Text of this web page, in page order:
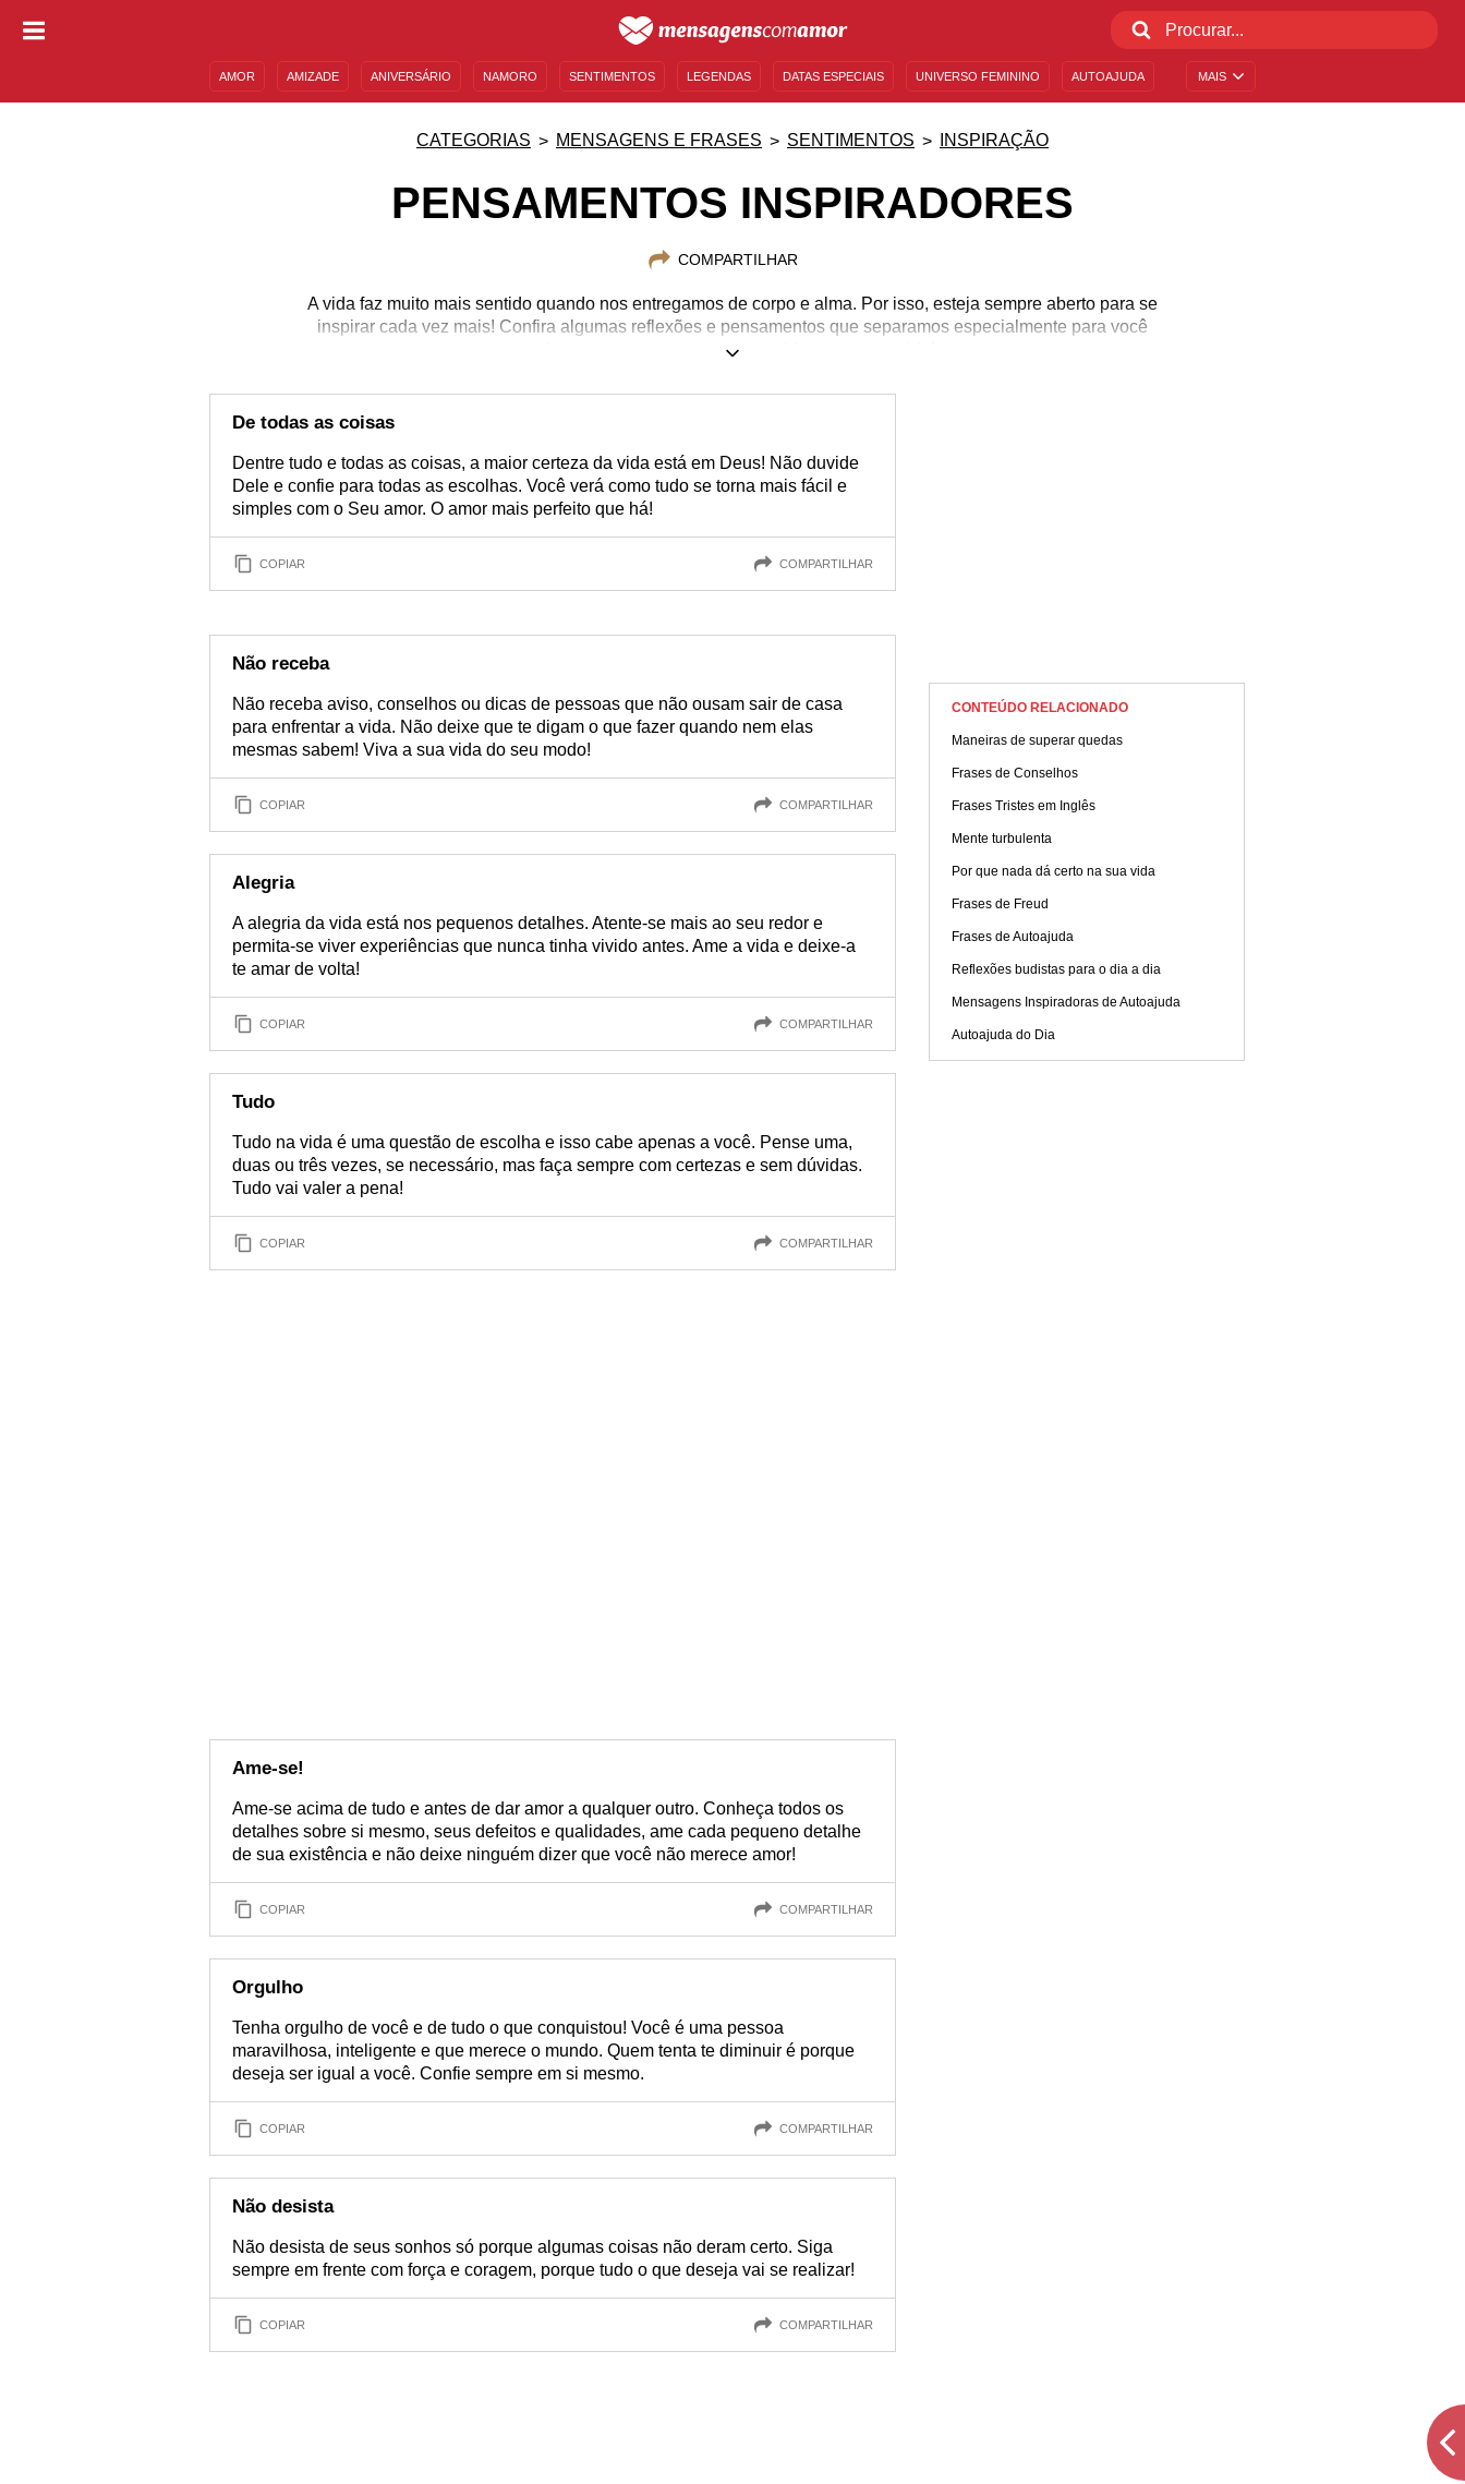
MAIS
AMOR AMIZADE ANIVERSÁRIO NAMORO SENTIMENTOS LEGENDAS DATAS ESPECIAIS UNIVERSO FEMININO AUTOAJUDA
CATEGORIAS MENSAGENS E FRASES SENTIMENTOS INSPIRAÇÃO
PENSAMENTOS INSPIRADORES
COMPARTILHAR
A vida faz muito mais sentido quando nos entregamos de corpo e alma. Por isso, esteja sempre aberto para se
inspirar cada vez mais! Confira algumas reflexões e pensamentos que separamos especialmente para você
relaxar e encontrar um novo sentido para a sua vida!
De todas as coisas
Dentre tudo e todas as coisas, a maior certeza da vida está em Deus! Não duvide
Dele e confie para todas as escolhas. Você verá como tudo se torna mais fácil e
simples com o Seu amor. O amor mais perfeito que há!
COPIAR COMPARTILHAR
Não receba
Não receba aviso, conselhos ou dicas de pessoas que não ousam sair de casa
para enfrentar a vida. Não deixe que te digam o que fazer quando nem elas
mesmas sabem! Viva a sua vida do seu modo!
COPIAR COMPARTILHAR
Alegria
A alegria da vida está nos pequenos detalhes. Atente-se mais ao seu redor e
permita-se viver experiências que nunca tinha vivido antes. Ame a vida e deixe-a
te amar de volta!
COPIAR COMPARTILHAR
Tudo
Tudo na vida é uma questão de escolha e isso cabe apenas a você. Pense uma,
duas ou três vezes, se necessário, mas faça sempre com certezas e sem dúvidas.
Tudo vai valer a pena!
COPIAR COMPARTILHAR
Ame-se!
Ame-se acima de tudo e antes de dar amor a qualquer outro. Conheça todos os
detalhes sobre si mesmo, seus defeitos e qualidades, ame cada pequeno detalhe
de sua existência e não deixe ninguém dizer que você não merece amor!
COPIAR COMPARTILHAR
Orgulho
Tenha orgulho de você e de tudo o que conquistou! Você é uma pessoa
maravilhosa, inteligente e que merece o mundo. Quem tenta te diminuir é porque
deseja ser igual a você. Confie sempre em si mesmo.
COPIAR COMPARTILHAR
Não desista
Não desista de seus sonhos só porque algumas coisas não deram certo. Siga
sempre em frente com força e coragem, porque tudo o que deseja vai se realizar!
COPIAR COMPARTILHAR
CONTEÚDO RELACIONADO
Maneiras de superar quedas
Frases de Conselhos
Frases Tristes em Inglês
Mente turbulenta
Por que nada dá certo na sua vida
Frases de Freud
Frases de Autoajuda
Reflexões budistas para o dia a dia
Mensagens Inspiradoras de Autoajuda
Autoajuda do Dia